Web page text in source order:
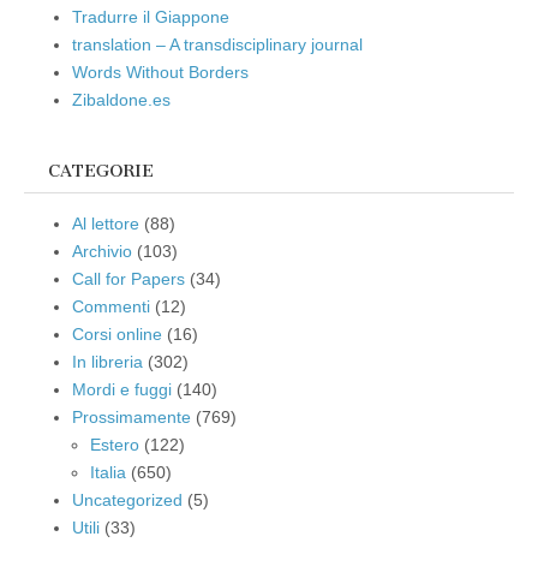
Tradurre il Giappone
translation – A transdisciplinary journal
Words Without Borders
Zibaldone.es
CATEGORIE
Al lettore (88)
Archivio (103)
Call for Papers (34)
Commenti (12)
Corsi online (16)
In libreria (302)
Mordi e fuggi (140)
Prossimamente (769)
Estero (122)
Italia (650)
Uncategorized (5)
Utili (33)